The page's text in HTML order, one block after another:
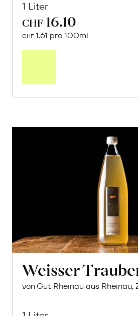
1 Liter
CHF 16.10
CHF 1.61 pro 100ml
Weisser
von Gut Rheinau aus Rheinau,